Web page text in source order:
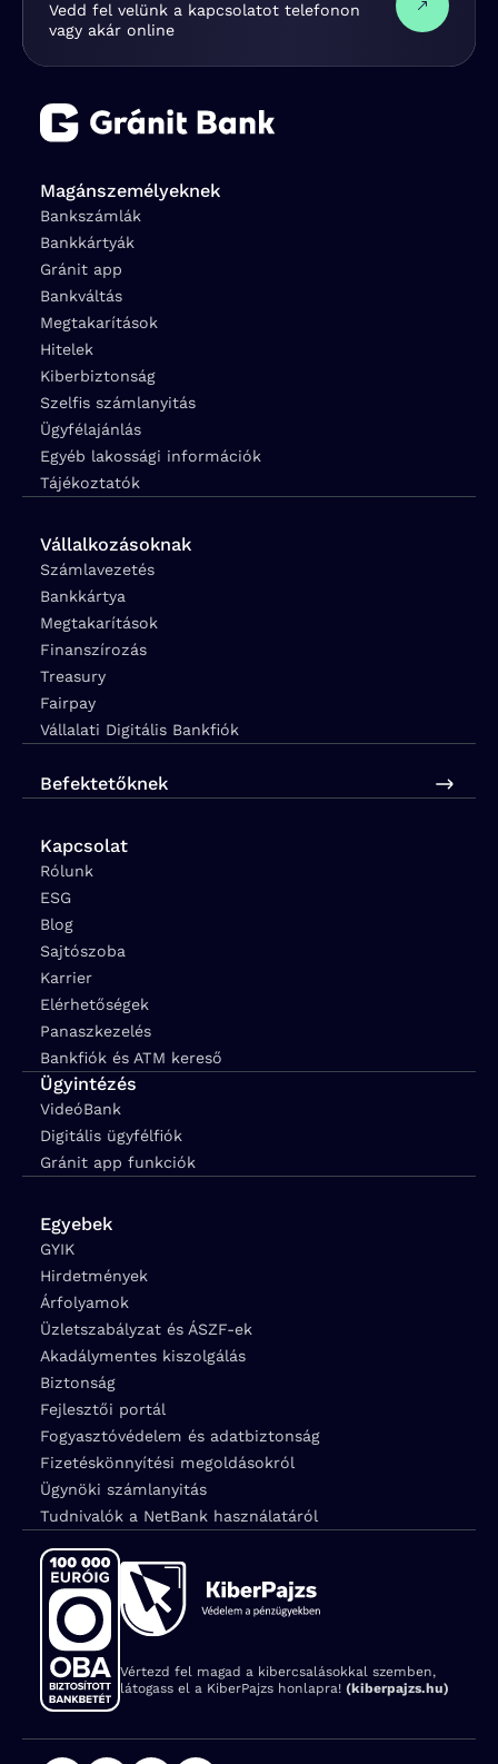
Vedd fel velünk a kapcsolatot telefonon
vagy akár online
Magánszemélyeknek
Bankszámlák
Bankkártyák
Gránit app
Bankváltás
Megtakarítások
Hitelek
Kiberbiztonság
Szelfis számlanyitás
Ügyfélajánlás
Egyéb lakossági információk
Tájékoztatók
Vállalkozásoknak
Számlavezetés
Bankkártya
Megtakarítások
Finanszírozás
Treasury
Fairpay
Vállalati Digitális Bankfiók
Befektetőknek
Kapcsolat
Rólunk
ESG
Blog
Sajtószoba
Karrier
Elérhetőségek
Panaszkezelés
Bankfiók és ATM kereső
Ügyintézés
VideóBank
Digitális ügyfélfiók
Gránit app funkciók
Egyebek
GYIK
Hirdetmények
Árfolyamok
Üzletszabályzat és ÁSZF-ek
Akadálymentes kiszolgálás
Biztonság
Fejlesztői portál
Fogyasztóvédelem és adatbiztonság
Fizetéskönnyítési megoldásokról
Ügynöki számlanyitás
Tudnivalók a NetBank használatáról
Vértezd fel magad a kibercsalásokkal szemben,
látogass el a KiberPajzs honlapra! (kiberpajzs.hu)